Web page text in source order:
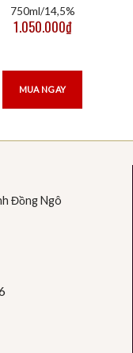
750ml/14,5%
1.050.000₫
MUA NGAY
Đồng Ngô